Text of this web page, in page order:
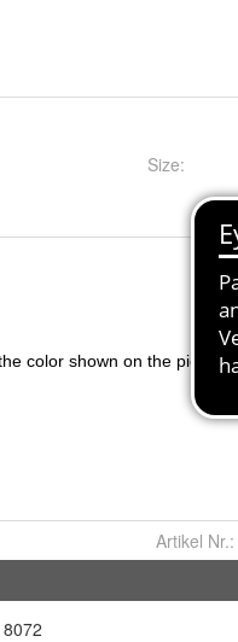
Size:
Artikel Nr.: